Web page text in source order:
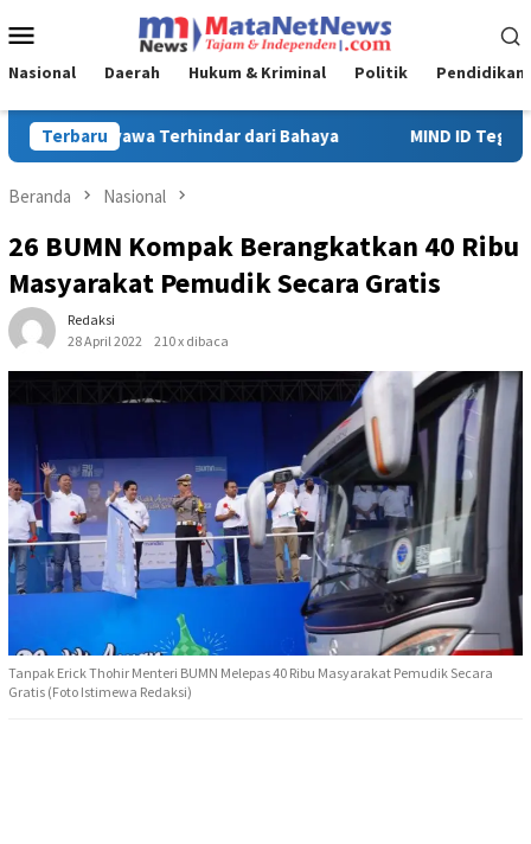
ke
Mobile
Nasional Daerah Hukum & Kriminal Politik Pendidikan
Terbaru
MIND ID Tegaskan Dukungan Penuh Bagi PT Vale di
Beranda Nasional
26 BUMN Kompak Berangkatkan 40 Ribu
Masyarakat Pemudik Secara Gratis
Redaksi
28 April 2022
210 x dibaca
Tanpak Erick Thohir Menteri BUMN Melepas 40 Ribu Masyarakat Pemudik Secara
Gratis (Foto Istimewa Redaksi)